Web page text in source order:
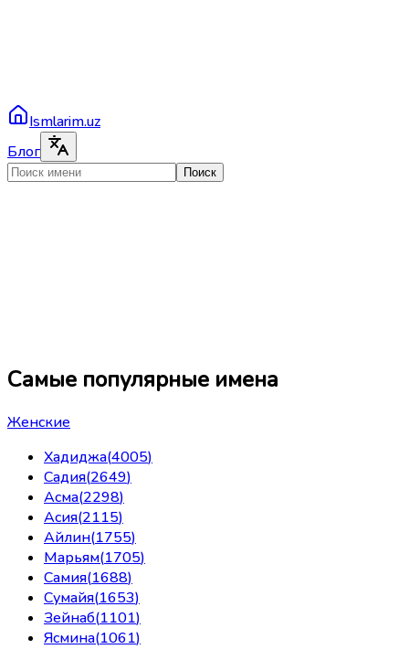
Ismlarim.uz
Блог
Поиск
Самые популярные имена
Женские
Хадиджа(4005)
Садия(2649)
Асма(2298)
Асия(2115)
Айлин(1755)
Марьям(1705)
Самия(1688)
Сумайя(1653)
Зейнаб(1101)
Ясмина(1061)